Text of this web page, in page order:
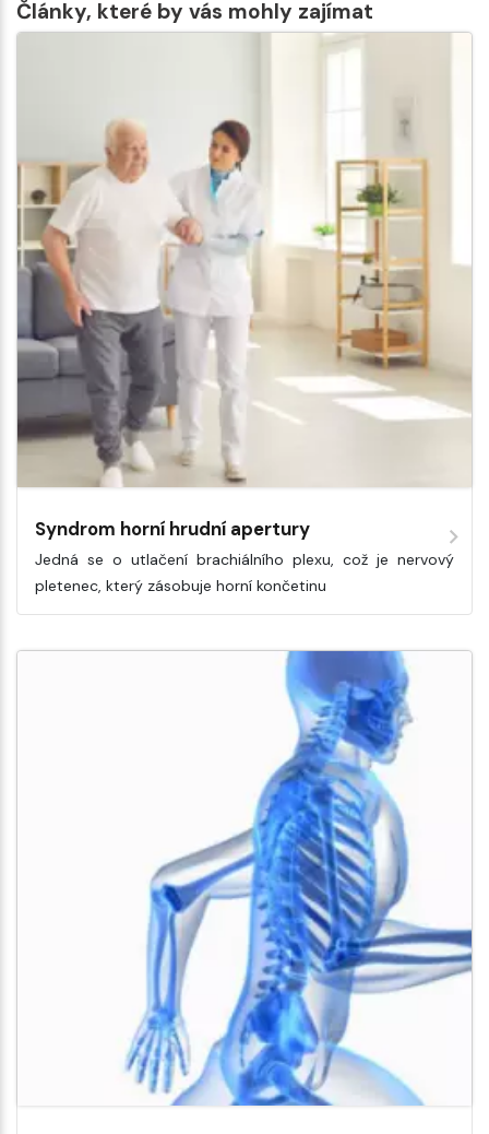
Články, které by vás mohly zajímat
Syndrom horní hrudní apertury
Jedná se o utlačení brachiálního plexu, což je nervový
pletenec, který zásobuje horní končetinu